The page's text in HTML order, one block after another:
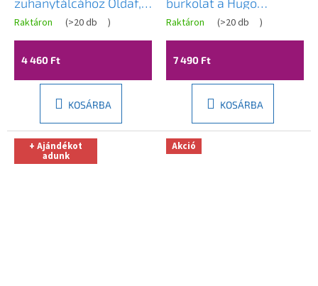
Almac, átmérő 90mm,
ERG-GMA-SB-WG
Raktáron (>20 db )
4 460 Ft
KOSÁRBA
zuhanytálcához, modell
1, acél, 42910001
Raktáron (>20 db )
7 490 Ft
KOSÁRBA
+ Ajándékot
adunk
Akció